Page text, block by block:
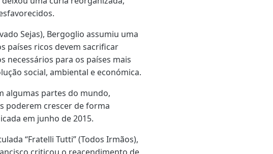
Sejas), Bergoglio assumiu uma
países ricos devem sacrificar
necessários para os países mais
social, ambiental e económica.
algumas partes do mundo,
poderem crescer de forma
em junho de 2015.
“Fratelli Tutti” (Todos Irmãos),